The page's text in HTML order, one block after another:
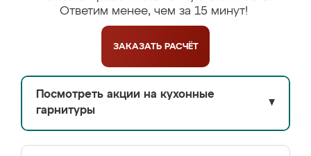
Ответим менее, чем за 15 минут!
ЗАКАЗАТЬ РАСЧЁТ
Посмотреть акции на кухонные
гарнитуры
▼